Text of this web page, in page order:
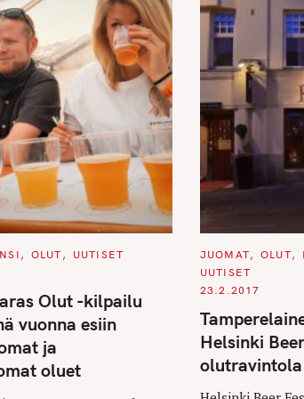
OLUT
UUTISET
Olut -kilpailu
vuonna esiin
ja
oluet
C
T
E
O
R
I
E
JUOMAT OLUT
UUTISET
23.2.2017
Helsinki
olutravintola